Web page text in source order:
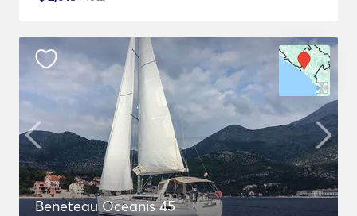
Beneteau Oceanis 45